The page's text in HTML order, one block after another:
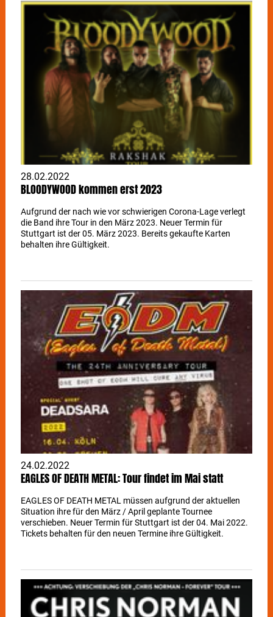
28.02.2022
BLOODYWOOD kommen erst 2023
Aufgrund der nach wie vor schwierigen Corona-Lage verlegt
die Band ihre Tour in den März 2023. Neuer Termin für
Stuttgart ist der 05. März 2023. Bereits gekaufte Karten
behalten ihre Gültigkeit.
24.02.2022
EAGLES OF DEATH METAL: Tour findet im Mai statt
EAGLES OF DEATH METAL müssen aufgrund der aktuellen
Situation ihre für den März / April geplante Tournee
verschieben. Neuer Termin für Stuttgart ist der 04. Mai 2022.
Tickets behalten für den neuen Termine ihre Gültigkeit.